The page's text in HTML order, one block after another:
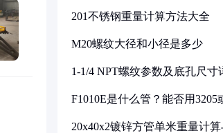
201不锈钢重量计算方法大全
M20螺纹大径和小径是多少
1-1/4 NPT螺纹参数及底孔尺寸
F1010E是什么管？能否用3205
20x40x2镀锌方管单米重量计